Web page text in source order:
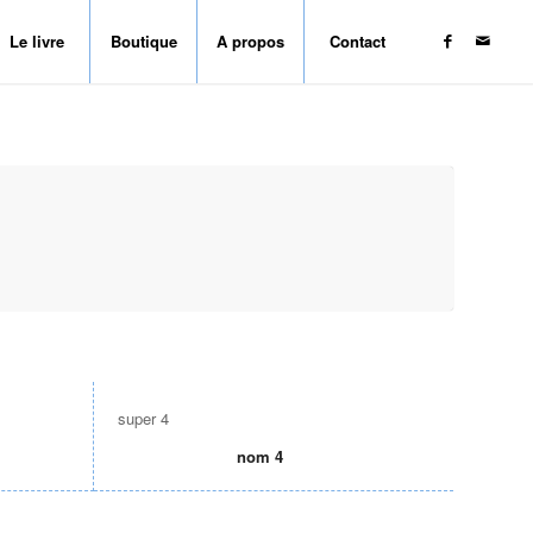
Le livre Boutique A propos Contact
super 4
nom 4